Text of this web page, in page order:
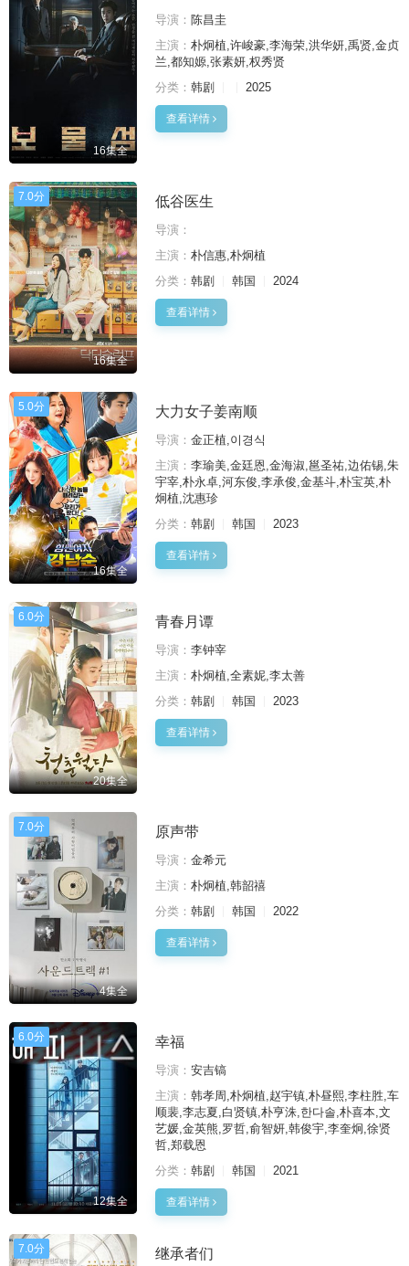
16集全
导演： 陈昌圭
主演： 朴炯植,许峻豪,李海荣,洪华妍,禹贤,金贞
兰,都知嫄,张素妍,权秀贤
分类： 韩剧 2025
查看详情
7.0分
16集全
低谷医生
导演：
主演： 朴信惠,朴炯植
分类： 韩剧 韩国 2024
查看详情
5.0分
16集全
大力女子姜南顺
导演： 金正植,이경식
主演： 李瑜美,金廷恩,金海淑,邕圣祐,边佑锡,朱
宇宰,朴永卓,河东俊,李承俊,金基斗,朴宝英,朴
炯植,沈惠珍
分类： 韩剧 韩国 2023
查看详情
6.0分
20集全
青春月谭
导演： 李钟宰
主演： 朴炯植,全素妮,李太善
分类： 韩剧 韩国 2023
查看详情
7.0分
4集全
原声带
导演： 金希元
主演： 朴炯植,韩韶禧
分类： 韩剧 韩国 2022
查看详情
6.0分
12集全
幸福
导演： 安吉镐
主演： 韩孝周,朴炯植,赵宇镇,朴昼熙,李柱胜,车
顺裴,李志夏,白贤镇,朴亨洙,한다솔,朴喜本,文
艺媛,金英熊,罗哲,俞智妍,韩俊宇,李奎炯,徐贤
哲,郑载恩
分类： 韩剧 韩国 2021
查看详情
7.0分 继承者们